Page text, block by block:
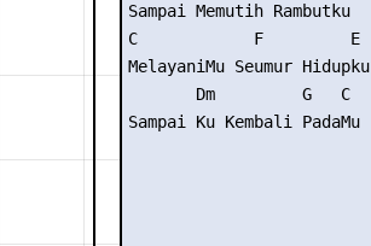
Sampai Memutih Rambutku
C            F         E
MelayaniMu Seumur Hidupku
       Dm         G   C
Sampai Ku Kembali PadaMu